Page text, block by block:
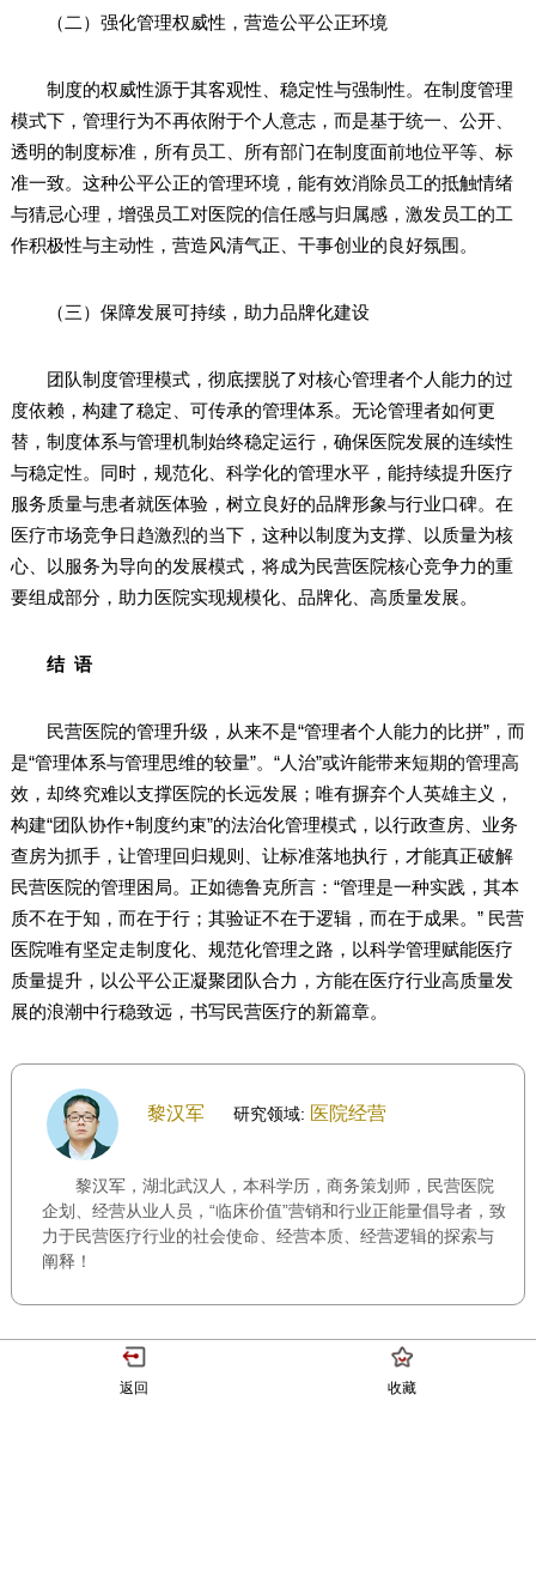
（二）强化管理权威性，营造公平公正环境
制度的权威性源于其客观性、稳定性与强制性。在制度管理
模式下，管理行为不再依附于个人意志，而是基于统一、公开、
透明的制度标准，所有员工、所有部门在制度面前地位平等、标
准一致。这种公平公正的管理环境，能有效消除员工的抵触情绪
与猜忌心理，增强员工对医院的信任感与归属感，激发员工的工
作积极性与主动性，营造风清气正、干事创业的良好氛围。
（三）保障发展可持续，助力品牌化建设
团队制度管理模式，彻底摆脱了对核心管理者个人能力的过
度依赖，构建了稳定、可传承的管理体系。无论管理者如何更
替，制度体系与管理机制始终稳定运行，确保医院发展的连续性
与稳定性。同时，规范化、科学化的管理水平，能持续提升医疗
服务质量与患者就医体验，树立良好的品牌形象与行业口碑。在
医疗市场竞争日趋激烈的当下，这种以制度为支撑、以质量为核
心、以服务为导向的发展模式，将成为民营医院核心竞争力的重
要组成部分，助力医院实现规模化、品牌化、高质量发展。
结 语
民营医院的管理升级，从来不是“管理者个人能力的比拼”，而
是“管理体系与管理思维的较量”。“人治”或许能带来短期的管理高
效，却终究难以支撑医院的长远发展；唯有摒弃个人英雄主义，
构建“团队协作+制度约束”的法治化管理模式，以行政查房、业务
查房为抓手，让管理回归规则、让标准落地执行，才能真正破解
民营医院的管理困局。正如德鲁克所言：“管理是一种实践，其本
质不在于知，而在于行；其验证不在于逻辑，而在于成果。” 民营
医院唯有坚定走制度化、规范化管理之路，以科学管理赋能医疗
质量提升，以公平公正凝聚团队合力，方能在医疗行业高质量发
展的浪潮中行稳致远，书写民营医疗的新篇章。
黎汉军 研究领域: 医院经营
黎汉军，湖北武汉人，本科学历，商务策划师，民营医院
企划、经营从业人员，“临床价值”营销和行业正能量倡导者，致
力于民营医疗行业的社会使命、经营本质、经营逻辑的探索与
阐释！
返回 收藏